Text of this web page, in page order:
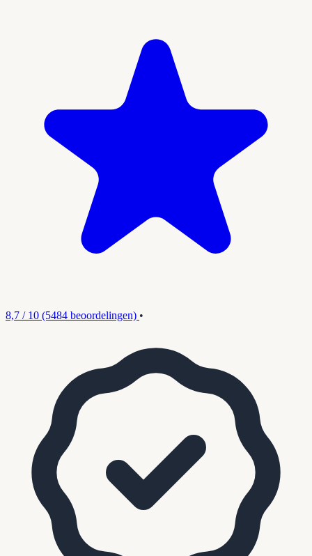
8,7 / 10 (5484 beoordelingen) •